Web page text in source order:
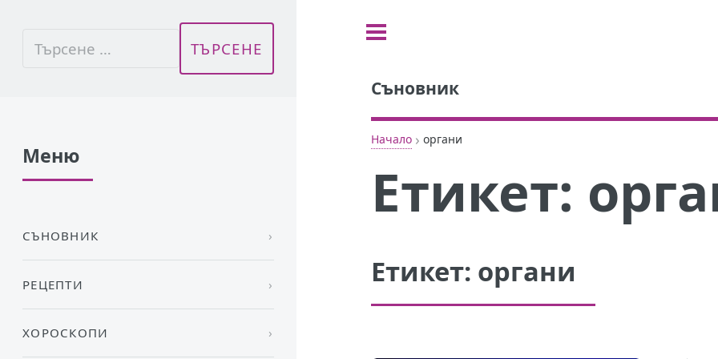
Съновник
Начало › органи
Етикет:
Етикет: органи
Меню
СЪНОВНИК
РЕЦЕПТИ
ХОРОСКОПИ